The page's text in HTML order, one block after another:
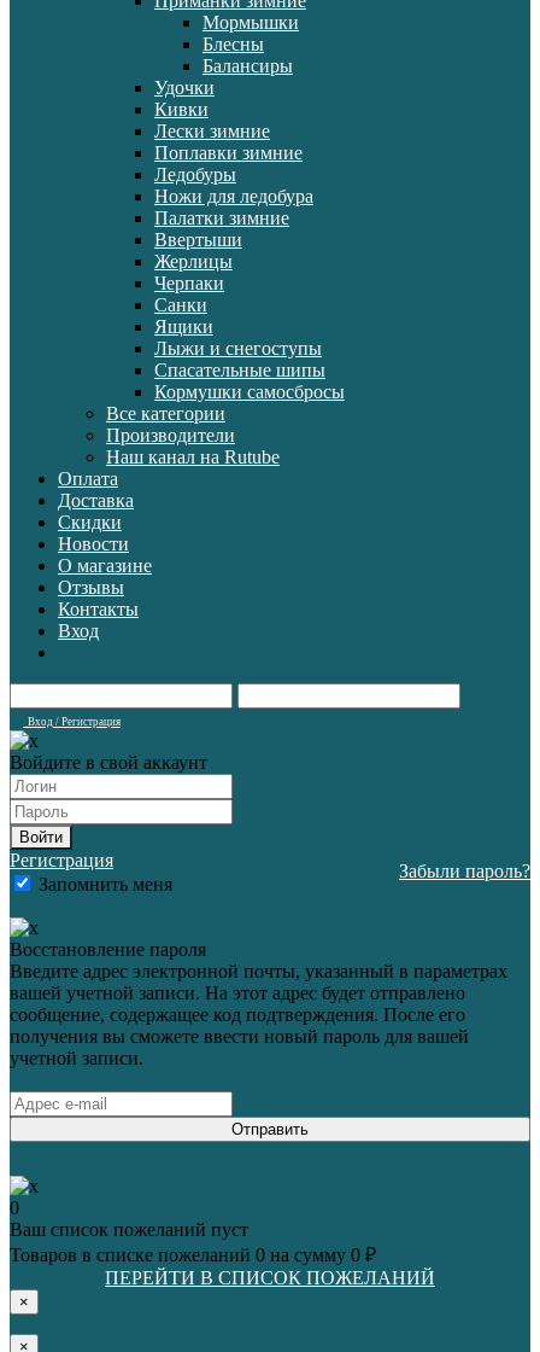
Мормышки
Блесны
Балансиры
Удочки
Кивки
Лески зимние
Поплавки зимние
Ледобуры
Ножи для ледобура
Палатки зимние
Ввертыши
Жерлицы
Черпаки
Санки
Ящики
Лыжи и снегоступы
Спасательные шипы
Кормушки самосбросы
Все категории
Производители
Наш канал на Rutube
Оплата
Доставка
Скидки
Новости
О магазине
Отзывы
Контакты
Вход
Вход / Регистрация
Войдите в свой аккаунт
Войти
Регистрация
Запомнить меня
Забыли пароль?
Восстановление пароля
Введите адрес электронной почты, указанный в параметрах
вашей учетной записи. На этот адрес будет отправлено
сообщение, содержащее код подтверждения. После его
получения вы сможете ввести новый пароль для вашей
учетной записи.
Отправить
0
Ваш список пожеланий пуст
Товаров в списке пожеланий 0 на сумму 0 ₽
ПЕРЕЙТИ В СПИСОК ПОЖЕЛАНИЙ
×
×